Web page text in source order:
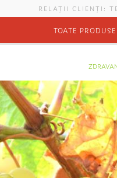
RELAȚII CLIENȚI:
TOATE